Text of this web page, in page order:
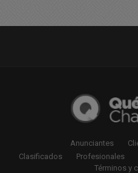
Anunciantes
Clasificados
Profesionales
Términos y